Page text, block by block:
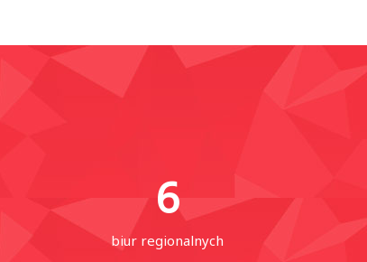
6
biur regionalnych